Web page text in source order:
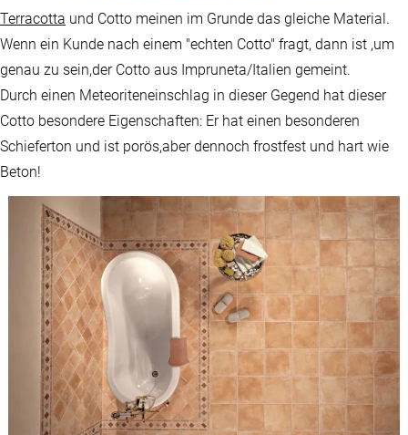
Terracotta und Cotto meinen im Grunde das gleiche Material.
Wenn ein Kunde nach einem "echten Cotto" fragt, dann ist ,um
genau zu sein,der Cotto aus Impruneta/Italien gemeint.
Durch einen Meteoriteneinschlag in dieser Gegend hat dieser
Cotto besondere Eigenschaften: Er hat einen besonderen
Schieferton und ist porös,aber dennoch frostfest und hart wie
Beton!